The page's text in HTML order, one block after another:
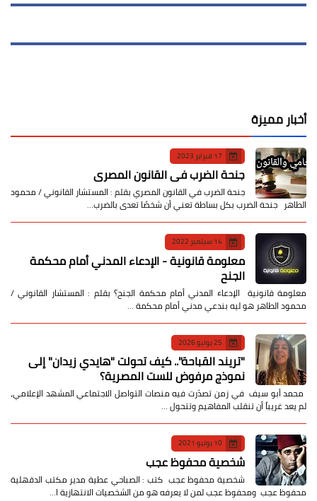
أخبار مميزة
17 فبراير 2023
جنحة الضرب في القانون المصري
جنحة الضرب في القانون المصري بقلم : المستشار القانوني / محمود
الطاهر جنحة الضرب بكل بساطة تعني أن شخصًا تعدى بالضرب…
14 سبتمبر 2022
معلومة قانونية - الإدعاء المدني أمام محكمة
الجنح
معلومة قانونية الإدعاء المدني أمام محكمة الجنح؟ بقلم : المستشار القانوني /
محمود الطاهر هو ليه بندعي مدني أمام محكمة …
25 يوليو 2026
​"تريند القباحة".. كيف تحولت "هايدي زيدان" إلى
نموذج مرفوض للست المصرية؟
​ محمد أبو سيف ​في زمن تصدّرت فيه منصات التواصل الاجتماعي المشهد الإعلامي،
لم يعد غريباً أن تنقلب المفاهيم وتتحول …
10 يونيو 2021
شخصية محفوظ عجب
شخصية محفوظ عجب كتب : الصباحي عطية مدير مكتب الدقهلية
محفوظ عجب ومحفوظ عجب لمن لا يعرفه هو من الشخصيات الانتهازية ا…